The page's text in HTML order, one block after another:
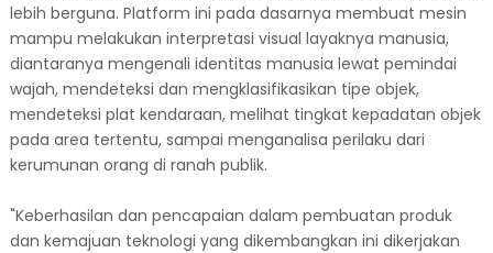
lebih berguna. Platform ini pada dasarnya membuat mesin
mampu melakukan interpretasi visual layaknya manusia,
diantaranya mengenali identitas manusia lewat pemindai
wajah, mendeteksi dan mengklasifikasikan tipe objek,
mendeteksi plat kendaraan, melihat tingkat kepadatan objek
pada area tertentu, sampai menganalisa perilaku dari
kerumunan orang di ranah publik.
"Keberhasilan dan pencapaian dalam pembuatan produk
dan kemajuan teknologi yang dikembangkan ini dikerjakan